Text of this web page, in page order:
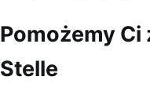
Pomożemy
Stelle